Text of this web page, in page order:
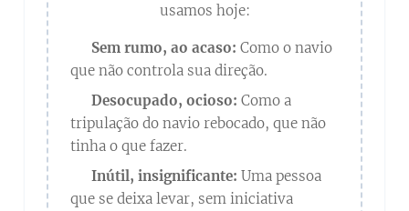
usamos hoje:
Sem rumo, ao acaso: Como o navio
que não controla sua direção.
Desocupado, ocioso: Como a
tripulação do navio rebocado, que não
tinha o que fazer.
Inútil, insignificante: Uma pessoa
que se deixa levar, sem iniciativa